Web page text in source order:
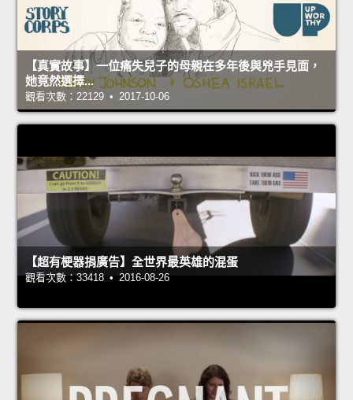
【真實故事】一位痛失兒子的母親在多年後與兇手見面，
她竟然選擇...
觀看次數：22129 • 2017-10-06
【超有梗器捐廣告】全世界最英雄的混蛋
觀看次數：33418 • 2016-08-26